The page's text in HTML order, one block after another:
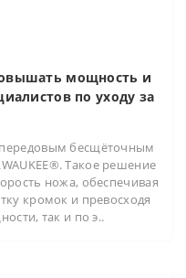
мощность и
по уходу за
бесщёточным
Такое решение
ножа, обеспечивая
кромок и превосходя
так и по э..